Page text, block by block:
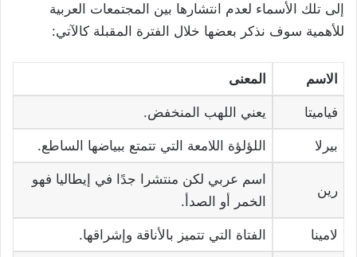
إلى تلك الأسماء لعدم انتشارها بين المجتمعات العربية
للأهمية سوف نذكر بعضها خلال الفترة المقبلة كالآتي:
الاسم المعنى
فياميتا يعني اللهب المنخفض.
بيرلا اللؤلؤة اللامعة التي تتمتع ببياضها الساطع.
رين
اسم عربي لكن منتشرا جدًا في إيطاليا فهو
الخمر أو الصدأ.
لامينا الفتاة التي تتميز بالأناقة وإشراقها.